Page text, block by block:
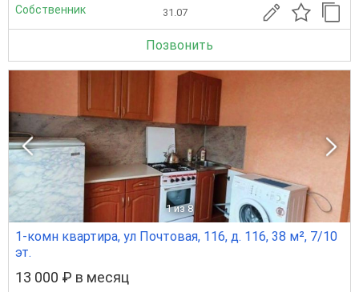
Собственник 31.07
Позвонить
1 из 8
1-комн квартира, ул Почтовая, 116, д. 116, 38 м², 7/10
эт.
13 000 ₽ в месяц